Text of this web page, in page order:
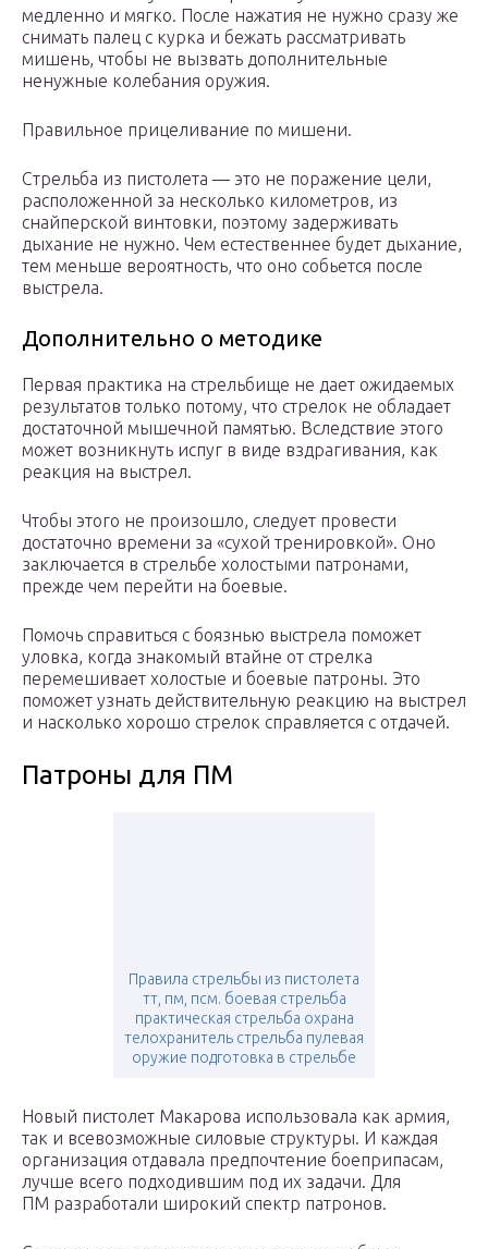
медленно и мягко. После нажатия не нужно сразу же
снимать палец с курка и бежать рассматривать
мишень, чтобы не вызвать дополнительные
ненужные колебания оружия.
Правильное прицеливание по мишени.
Стрельба из пистолета — это не поражение цели,
расположенной за несколько километров, из
снайперской винтовки, поэтому задерживать
дыхание не нужно. Чем естественнее будет дыхание,
тем меньше вероятность, что оно собьется после
выстрела.
Дополнительно о методике
Первая практика на стрельбище не дает ожидаемых
результатов только потому, что стрелок не обладает
достаточной мышечной памятью. Вследствие этого
может возникнуть испуг в виде вздрагивания, как
реакция на выстрел.
Чтобы этого не произошло, следует провести
достаточно времени за «сухой тренировкой». Оно
заключается в стрельбе холостыми патронами,
прежде чем перейти на боевые.
Помочь справиться с боязнью выстрела поможет
уловка, когда знакомый втайне от стрелка
перемешивает холостые и боевые патроны. Это
поможет узнать действительную реакцию на выстрел
и насколько хорошо стрелок справляется с отдачей.
Патроны для ПМ
Правила стрельбы из пистолета
тт, пм, псм. боевая стрельба
практическая стрельба охрана
телохранитель стрельба пулевая
оружие подготовка в стрельбе
Новый пистолет Макарова использовала как армия,
так и всевозможные силовые структуры. И каждая
организация отдавала предпочтение боеприпасам,
лучше всего подходившим под их задачи. Для
ПМ разработали широкий спектр патронов.